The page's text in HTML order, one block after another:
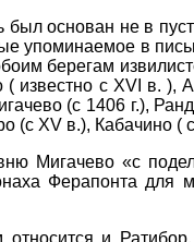
был основан не в
упоминаемое в
берегам
( известно с XVI в. ),
(с 1406 г.),
(с XV в.), Кабачино (
Мигачево «с
Ферапонта для
и